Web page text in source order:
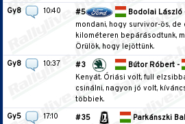
Gy8
10:40 #5 Bodolai László
mondani, hogy survivor-ös,
kilométeren bepárásodtunk,
Örülök, hogy lejöttünk.
Gy8
10:37 #3 Bútor Róbert -
Kenyát. Óriási volt, full
csinálni, nagyon jó volt,
többiek.
Gy5
17:10 #35 Parkánszki